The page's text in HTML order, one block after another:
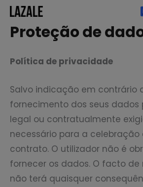
Saltar
Proteção de
Política de privacidade
Salvo indicação em contrário
fornecimento dos seus dados
legal ou contratualmente
necessário para a celebração
contrato. O utilizador não é
fornecer os dados. O facto de
não terá quaisquer